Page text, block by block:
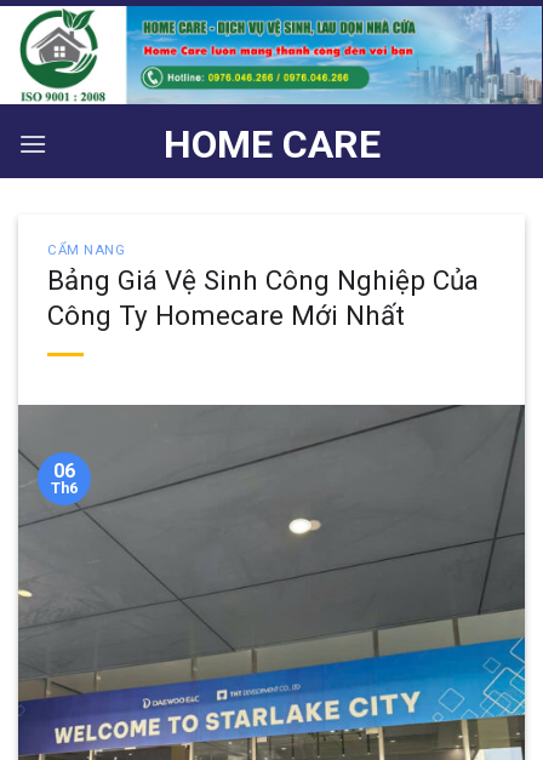
Bỏ
qua
nội
dung
HOME CARE
CẨM NANG
Bảng Giá Vệ Sinh Công Nghiệp Của
Công Ty Homecare Mới Nhất
06
Th6